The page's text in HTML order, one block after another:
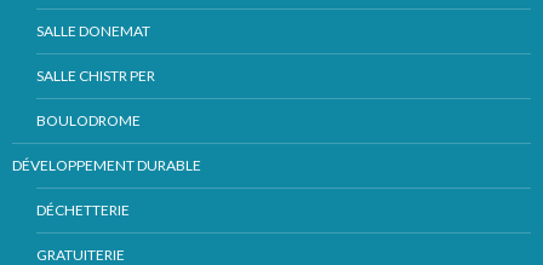
SALLE DONEMAT
SALLE CHISTR PER
BOULODROME
DÉVELOPPEMENT DURABLE
DÉCHETTERIE
GRATUITERIE